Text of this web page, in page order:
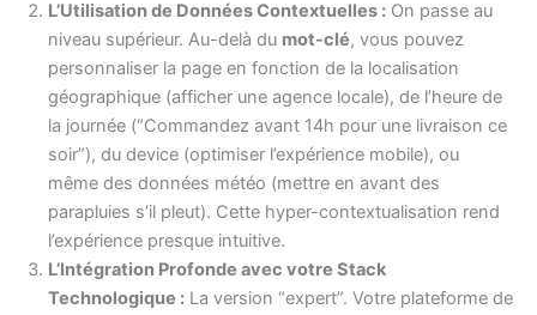
L’Utilisation de Données Contextuelles : On passe au
niveau supérieur. Au-delà du mot-clé, vous pouvez
personnaliser la page en fonction de la localisation
géographique (afficher une agence locale), de l’heure de
la journée (“Commandez avant 14h pour une livraison ce
soir”), du device (optimiser l’expérience mobile), ou
même des données météo (mettre en avant des
parapluies s’il pleut). Cette hyper-contextualisation rend
l’expérience presque intuitive.
L’Intégration Profonde avec votre Stack
Technologique : La version “expert”. Votre plateforme de